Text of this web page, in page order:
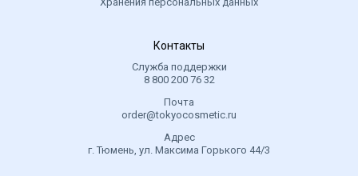
Контакты
Служба поддержки
8 800 200 76 32
Почта
order@tokyocosmetic.ru
Адрес
г. Тюмень, ул. Максима Горького 44/3